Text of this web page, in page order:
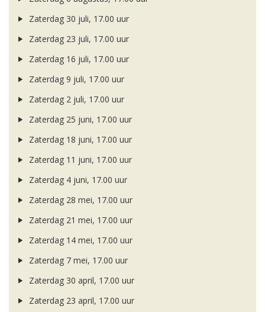
Zaterdag 30 juli, 17.00 uur
Zaterdag 23 juli, 17.00 uur
Zaterdag 16 juli, 17.00 uur
Zaterdag 9 juli, 17.00 uur
Zaterdag 2 juli, 17.00 uur
Zaterdag 25 juni, 17.00 uur
Zaterdag 18 juni, 17.00 uur
Zaterdag 11 juni, 17.00 uur
Zaterdag 4 juni, 17.00 uur
Zaterdag 28 mei, 17.00 uur
Zaterdag 21 mei, 17.00 uur
Zaterdag 14 mei, 17.00 uur
Zaterdag 7 mei, 17.00 uur
Zaterdag 30 april, 17.00 uur
Zaterdag 23 april, 17.00 uur